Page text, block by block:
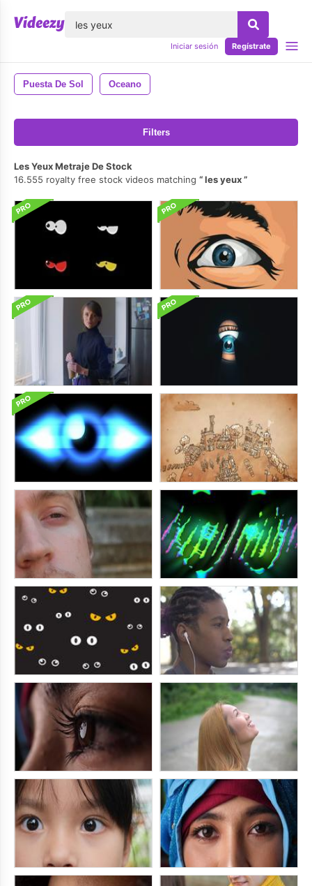
Iniciar sesión Regístrate
Puesta De Sol Oceano
Filters
Les Yeux Metraje De Stock
16.555 royalty free stock videos matching
les yeux